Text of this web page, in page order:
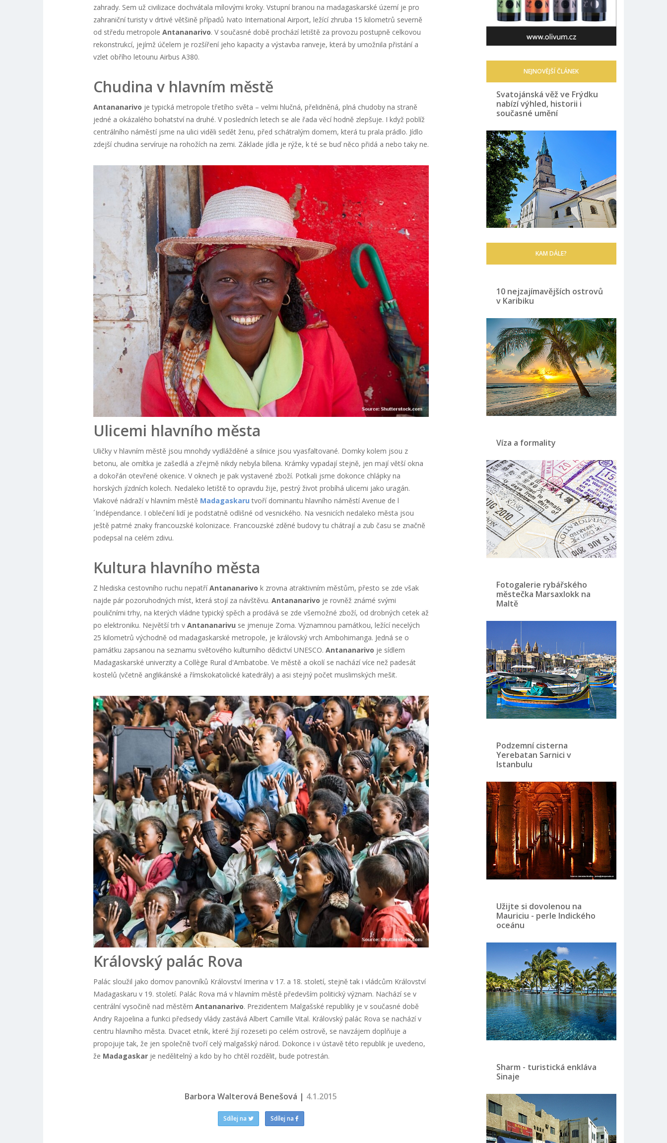
zahrady. Sem už civilizace dochvátala mílovými kroky. Vstupní branou na madagaskarské území je pro
zahraniční turisty v drtivé většině případů Ivato International Airport, ležící zhruba 15 kilometrů severně
od středu metropole Antananarivo. V současné době prochází letiště za provozu postupně celkovou
rekonstrukcí, jejímž účelem je rozšíření jeho kapacity a výstavba ranveje, která by umožnila přistání a
vzlet obřího letounu Airbus A380.
Chudina v hlavním městě
Antananarivo je typická metropole třetího světa – velmi hlučná, přelidněná, plná chudoby na straně
jedné a okázalého bohatství na druhé. V posledních letech se ale řada věcí hodně zlepšuje. I když poblíž
centrálního náměstí jsme na ulici viděli sedět ženu, před schátralým domem, která tu prala prádlo. Jídlo
zdejší chudina servíruje na rohožích na zemi. Základe jídla je rýže, k té se buď něco přidá a nebo taky ne.
Ulicemi hlavního města
Uličky v hlavním městě jsou mnohdy vydlážděné a silnice jsou vyasfaltované. Domky kolem jsou z
betonu, ale omítka je zašedlá a zřejmě nikdy nebyla bílena. Krámky vypadají stejně, jen mají větší okna
a dokořán otevřené okenice. V oknech je pak vystavené zboží. Potkali jsme dokonce chlápky na
horských jízdních kolech. Nedaleko letiště to opravdu žije, pestrý život probíhá ulicemi jako uragán.
Vlakové nádraží v hlavním městě Madagaskaru tvoří dominantu hlavního náměstí Avenue de l
´Indépendance. I oblečení lidí je podstatně odlišné od vesnického. Na vesnicích nedaleko města jsou
ještě patrné znaky francouzské kolonizace. Francouzské zděné budovy tu chátrají a zub času se značně
podepsal na celém zdivu.
Kultura hlavního města
Z hlediska cestovního ruchu nepatříAntananarivo k zrovna atraktivním městům, přesto se zde však
najde pár pozoruhodných míst, která stojí za návštěvu. Antananarivo je rovněž známé svými
pouličními trhy, na kterých vládne typický spěch a prodává se zde všemožné zboží, od drobných cetek až
po elektroniku. Největší trh v Antananarivu se jmenuje Zoma. Významnou památkou, ležící necelých
25 kilometrů východně od madagaskarské metropole, je královský vrch Ambohimanga. Jedná se o
památku zapsanou na seznamu světového kulturního dědictví UNESCO. Antananarivo je sídlem
Madagaskarské univerzity a Collège Rural d'Ambatobe. Ve městě a okolí se nachází více než padesát
kostelů (včetně anglikánské a římskokatolické katedrály) a asi stejný počet muslimských mešit.
Královský palác Rova
Palác sloužil jako domov panovníků Království Imerina v 17. a 18. století, stejně tak i vládcům Království
Madagaskaru v 19. století. Palác Rova má v hlavním městě především politický význam. Nachází se v
centrální vysočině nad městěm Antananarivo. Prezidentem Malgašské republiky je v současné době
Andry Rajoelina a funkci předsedy vlády zastává Albert Camille Vital. Královský palác Rova se nachází v
centru hlavního města. Dvacet etnik, které žijí rozeseti po celém ostrově, se navzájem doplňuje a
propojuje tak, že jen společně tvoří celý malgašský národ. Dokonce i v ústavě této republik je uvedeno,
že Madagaskarje nedělitelný a kdo by ho chtěl rozdělit, bude potrestán.
Barbora Walterová Benešová | 4.1.2015
Sdílej na Sdílej na
NEJNOVĚJŠÍ ČLÁNEK
Svatojánská věž ve Frýdku
nabízí výhled, historii i
současné umění
KAM DÁLE?
10 nejzajímavějších ostrovů
v Karibiku
Víza a formality
Fotogalerie rybářského
městečka Marsaxlokk na
Maltě
Podzemní cisterna
Yerebatan Sarnici v
Istanbulu
Užijte si dovolenou na
Mauriciu - perle Indického
oceánu
Sharm - turistická enkláva
Sinaje